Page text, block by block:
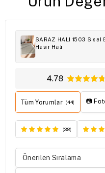
SARAZ HALI 1503 Sisal
Hasır Halı
4.78
Tüm Yorumlar (44) 📷
(38)
Önerilen Sıralama